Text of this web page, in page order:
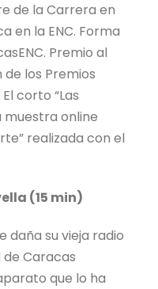
de la Carrera en
en la ENC. Forma
Premio al
de los Premios
corto “Las
muestra online
realizada con el
(15 min)
daña su vieja radio
Caracas
que lo ha